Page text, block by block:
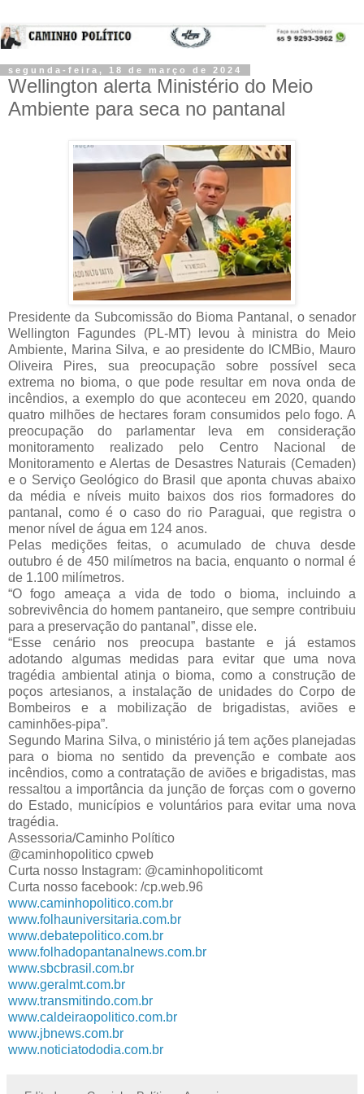
segunda-feira, 18 de março de 2024
Wellington alerta Ministério do Meio
Ambiente para seca no pantanal
Presidente da Subcomissão do Bioma Pantanal, o senador
Wellington Fagundes (PL-MT) levou à ministra do Meio
Ambiente, Marina Silva, e ao presidente do ICMBio, Mauro
Oliveira Pires, sua preocupação sobre possível seca
extrema no bioma, o que pode resultar em nova onda de
incêndios, a exemplo do que aconteceu em 2020, quando
quatro milhões de hectares foram consumidos pelo fogo. A
preocupação do parlamentar leva em consideração
monitoramento realizado pelo Centro Nacional de
Monitoramento e Alertas de Desastres Naturais (Cemaden)
e o Serviço Geológico do Brasil que aponta chuvas abaixo
da média e níveis muito baixos dos rios formadores do
pantanal, como é o caso do rio Paraguai, que registra o
menor nível de água em 124 anos.
Pelas medições feitas, o acumulado de chuva desde
outubro é de 450 milímetros na bacia, enquanto o normal é
de 1.100 milímetros.
“O fogo ameaça a vida de todo o bioma, incluindo a
sobrevivência do homem pantaneiro, que sempre contribuiu
para a preservação do pantanal”, disse ele.
“Esse cenário nos preocupa bastante e já estamos
adotando algumas medidas para evitar que uma nova
tragédia ambiental atinja o bioma, como a construção de
poços artesianos, a instalação de unidades do Corpo de
Bombeiros e a mobilização de brigadistas, aviões e
caminhões-pipa”.
Segundo Marina Silva, o ministério já tem ações planejadas
para o bioma no sentido da prevenção e combate aos
incêndios, como a contratação de aviões e brigadistas, mas
ressaltou a importância da junção de forças com o governo
do Estado, municípios e voluntários para evitar uma nova
tragédia.
Assessoria/Caminho Político
@caminhopolitico cpweb
Curta nosso Instagram: @caminhopoliticomt
Curta nosso facebook: /cp.web.96
www.caminhopolitico.com.br
www.folhauniversitaria.com.br
www.debatepolitico.com.br
www.folhadopantanalnews.com.br
www.sbcbrasil.com.br
www.geralmt.com.br
www.transmitindo.com.br
www.caldeiraopolitico.com.br
www.jbnews.com.br
www.noticiatododia.com.br